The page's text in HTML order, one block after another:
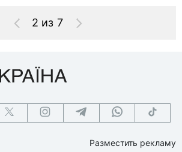
2 из 7
Разместить рекламу